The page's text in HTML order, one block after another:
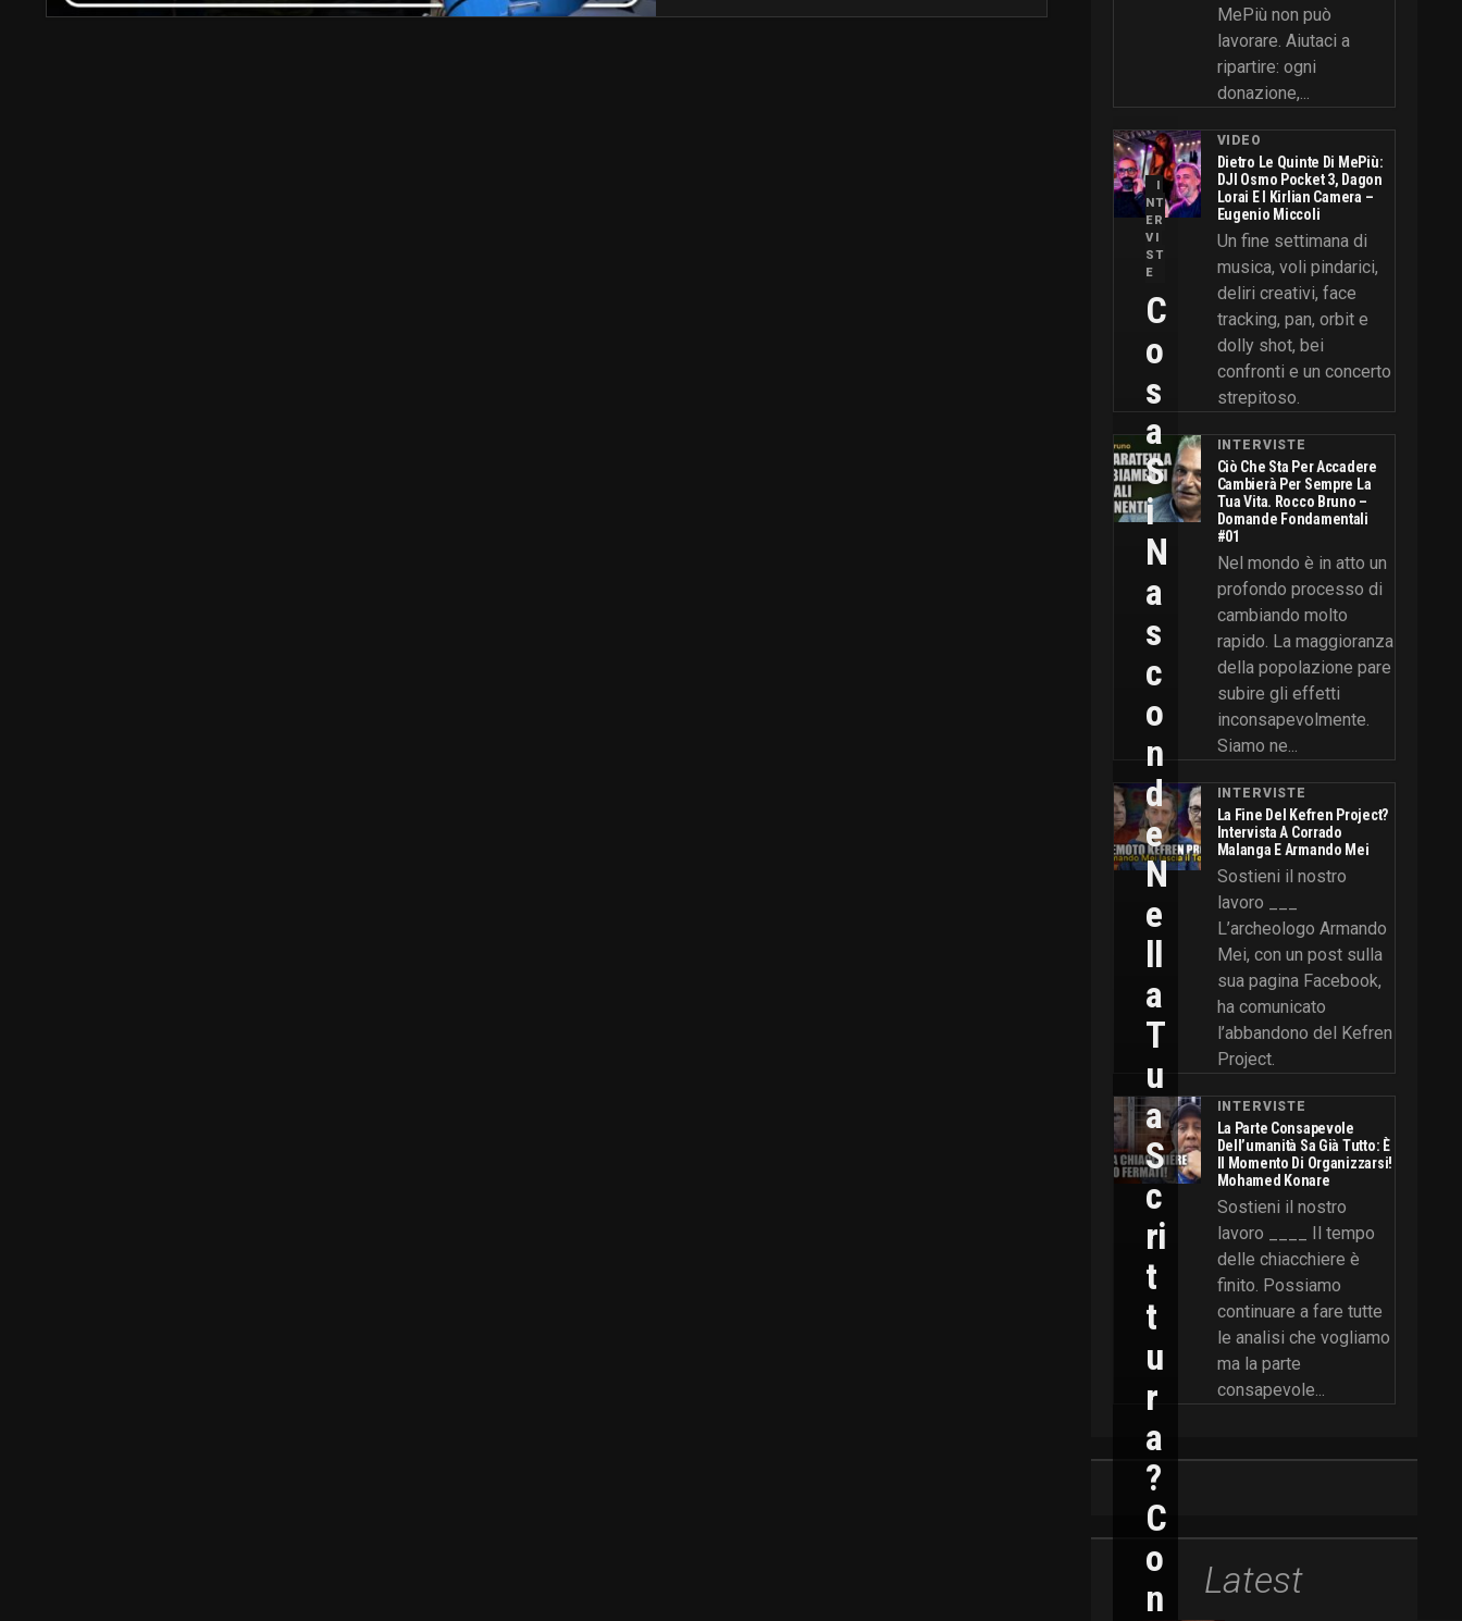
MePiù non può
lavorare. Aiutaci a
ripartire: ogni
donazione,...
VIDEO
Dietro Le Quinte Di MePiù:
DJI Osmo Pocket 3, Dagon
Lorai E I Kirlian Camera –
Eugenio Miccoli
Un fine settimana di
musica, voli pindarici,
deliri creativi, face
tracking, pan, orbit e
dolly shot, bei
confronti e un concerto
strepitoso.
INTERVISTE
Ciò Che Sta Per Accadere
Cambierà Per Sempre La
Tua Vita. Rocco Bruno –
Domande Fondamentali
#01
Nel mondo è in atto un
profondo processo di
cambiando molto
rapido. La maggioranza
della popolazione pare
subire gli effetti
inconsapevolmente.
Siamo ne...
INTERVISTE
La Fine Del Kefren Project?
Intervista A Corrado
Malanga E Armando Mei
Sostieni il nostro
lavoro ___
L’archeologo Armando
Mei, con un post sulla
sua pagina Facebook,
ha comunicato
l’abbandono del Kefren
Project.
INTERVISTE
La Parte Consapevole
Dell’umanità Sa Già Tutto: È
Il Momento Di Organizzarsi!
Mohamed Konare
Sostieni il nostro
lavoro ____ Il tempo
delle chiacchiere è
finito. Possiamo
continuare a fare tutte
le analisi che vogliamo
ma la parte
consapevole...
Latest
I
NT
ER
VI
ST
E
C
O
S
A
S
I
N
A
S
C
O
N
D
E
N
E
Ll
A
T
U
A
S
C
Ri
T
T
U
R
A
?
C
O
N